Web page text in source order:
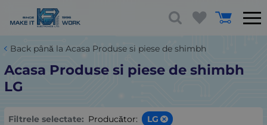
Back până la Acasa Produse si piese de shimbh
Acasa Produse si piese de shimbh
LG
Filtrele selectate: Producător: LG